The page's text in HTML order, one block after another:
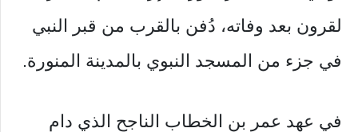
لقرون بعد وفاته، دُفن بالقرب من قبر النبي
في جزء من المسجد النبوي بالمدينة المنورة.
في عهد عمر بن الخطاب الناجح الذي دام